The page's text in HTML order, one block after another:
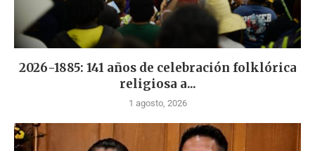
2026-1885: 141 años de celebración folklórica
religiosa a...
1 agosto, 2026